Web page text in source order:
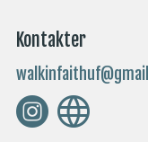
Kontakter